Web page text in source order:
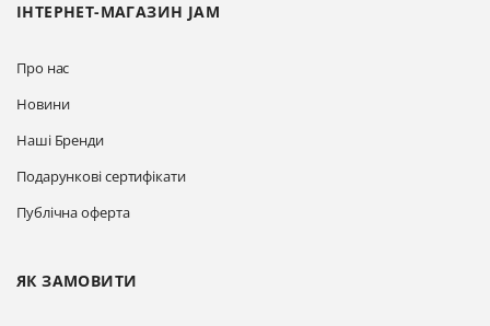
ІНТЕРНЕТ-МАГАЗИН JAM
Про нас
Новини
Наші Бренди
Подарункові сертифікати
Публічна оферта
ЯК ЗАМОВИТИ